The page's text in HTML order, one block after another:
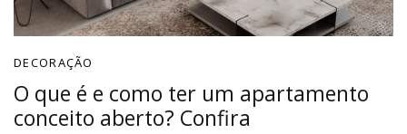
DECORAÇÃO
O que é e como ter um apartamento
conceito aberto? Confira